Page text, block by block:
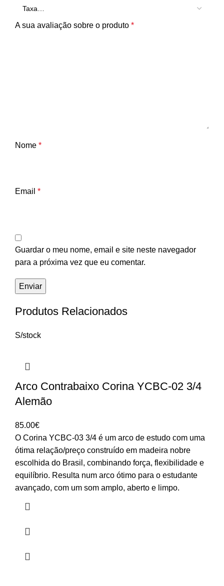
A sua avaliação sobre o produto *
Nome *
Email *
Guardar o meu nome, email e site neste navegador
para a próxima vez que eu comentar.
Produtos Relacionados
S/stock
Arco Contrabaixo Corina YCBC-02 3/4
Alemão
85.00€
O Corina YCBC-03 3/4 é um arco de estudo com uma
ótima relação/preço construído em madeira nobre
escolhida do Brasil, combinando força, flexibilidade e
equilíbrio. Resulta num arco ótimo para o estudante
avançado, com um som amplo, aberto e limpo.